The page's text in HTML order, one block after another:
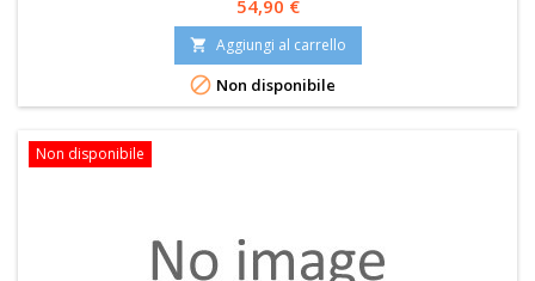
Prezzo
54,90 €
 Aggiungi al carrello
 Non disponibile
Non disponibile